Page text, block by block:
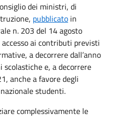
dei ministri, di
pubblicato in
n. 203 del 14 agosto
ai contributi previsti
a decorrere dall’anno
e, a decorrere
anche a favore degli
studenti.
complessivamente le